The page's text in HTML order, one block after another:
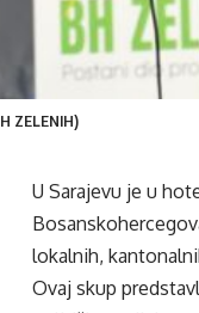
ZELENIH)
U Sarajevu je u
lokalnih,
Ovaj skup